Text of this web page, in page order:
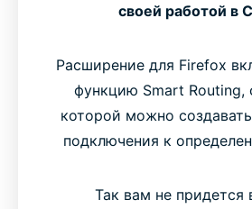
своей работой в
Расширение для Firefox
функцию Smart
которой можно
подключения к
Так вам не придется